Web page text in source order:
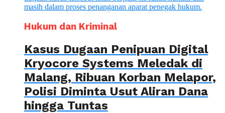
Hukum dan Kriminal
Kasus Dugaan Penipuan Digital
Kryocore Systems Meledak di
Malang, Ribuan Korban Melapor,
Polisi Diminta Usut Aliran Dana
hingga Tuntas